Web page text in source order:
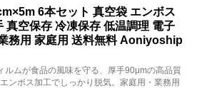
6本セット 真空袋 エンボス
真空保存 冷凍保存 低温調理 電子
務用 家庭用 送料無料 Aoniyoship
ルムが食品の風味を守る、厚手90μmの高品質
ンボス加工でしっかり脱気。家庭用・業務用